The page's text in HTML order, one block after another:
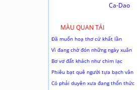
Ca-Dao
MÀU QUAN TÁI
Đã muốn hoạ thơ cứ khất lần
Vì đang chờ đón những ngày xuân
Bơ vơ đất khách như chim lạc
Phiêu bạt quê người tựa bạch vân
Có phải duyên xưa đang thổn thức